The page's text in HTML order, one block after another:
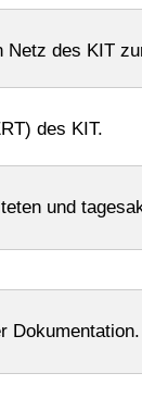
des KIT
des KIT.
und